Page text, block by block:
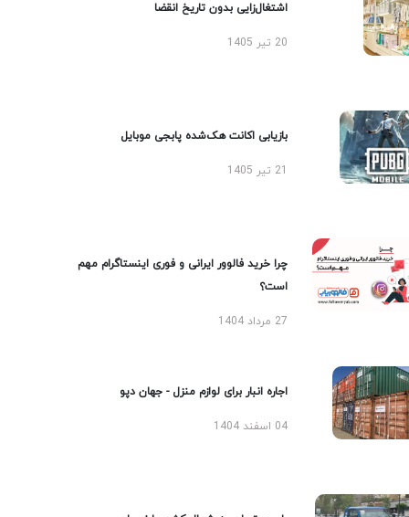
اشتغال‌زایی بدون تاریخ انقضا
20 تیر 1405
بازیابی اکانت هک‌شده پابجی موبایل
چرا خرید فالوور ایرانی و فوری اینستاگرام مهم
است؟
27 مرداد 1404
اجاره انبار برای لوازم منزل - جهان دپو
04 اسفند 1404